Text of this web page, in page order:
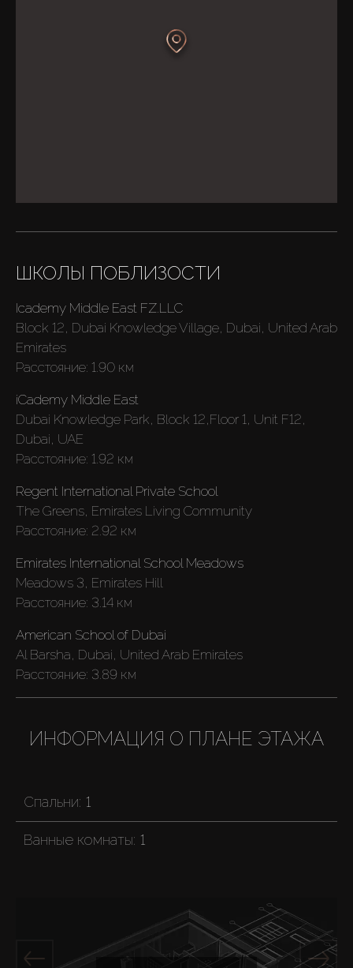
ШКОЛЫ ПОБЛИЗОСТИ
Icademy Middle East FZ.LLC
Block 12, Dubai Knowledge Village, Dubai, United Arab
Emirates
Расстояние: 1.90 км
iCademy Middle East
Dubai Knowledge Park, Block 12,Floor 1, Unit F12,
Dubai, UAE
Расстояние: 1.92 км
Regent International Private School
The Greens, Emirates Living Community
Расстояние: 2.92 км
Emirates International School Meadows
Meadows 3, Emirates Hill
Расстояние: 3.14 км
American School of Dubai
Al Barsha, Dubai, United Arab Emirates
Расстояние: 3.89 км
ИНФОРМАЦИЯ О ПЛАНЕ ЭТАЖА
Спальни: 1
Ванные комнаты: 1